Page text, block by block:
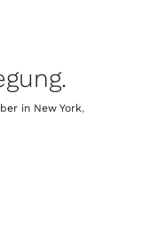
in New York,